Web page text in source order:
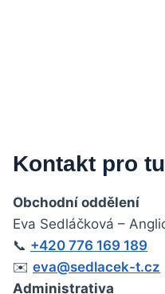
Kontakt pro
Obchodní oddělení
Eva Sedláčková –
📞 +420 776 169 189
✉️ eva@sedlacek-t.cz
Administrativa